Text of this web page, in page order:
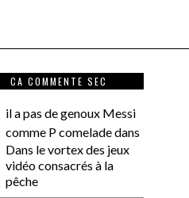
CA COMMENTE SEC
il a pas de genoux Messi
comme P comeladedans
Dans le vortex des jeux
vidéo consacrés à la
pêche